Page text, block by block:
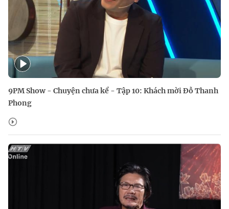
9PM Show - Chuyện chưa kể - Tập 10: Khách mời Đỗ Thanh
Phong